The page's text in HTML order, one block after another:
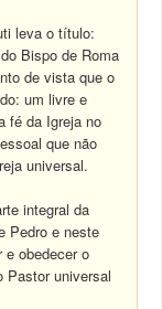
leva o título:
Bispo de Roma
de vista que o
um livre e
fé da Igreja no
que não
universal.
integral da
Pedro e neste
e obedecer o
Pastor universal